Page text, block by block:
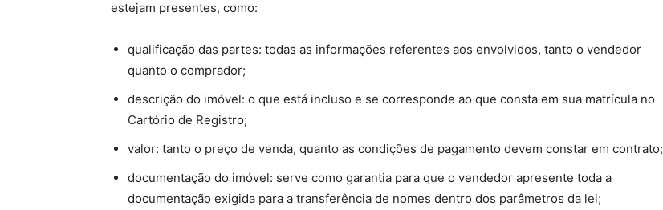
estejam presentes, como:
qualificação das partes: todas as informações referentes aos envolvidos, tanto o vendedor
quanto o comprador;
descrição do imóvel: o que está incluso e se corresponde ao que consta em sua matrícula no
Cartório de Registro;
valor: tanto o preço de venda, quanto as condições de pagamento devem constar em contrato;
documentação do imóvel: serve como garantia para que o vendedor apresente toda a
documentação exigida para a transferência de nomes dentro dos parâmetros da lei;